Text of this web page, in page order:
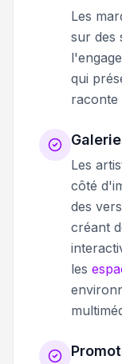
Les
sur des
qui
raconte
Les
côté
des
créant
les